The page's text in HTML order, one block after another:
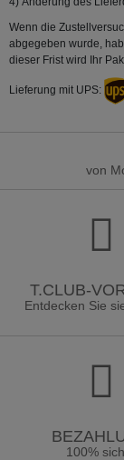
Wenn die
abgegeben wurde,
dieser Frist wird Ihr
Lieferung mit UPS:
von
T.CLUB-
Entdecken Sie
100%